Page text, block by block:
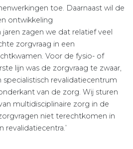
toe. Daarnaast wil de
ontwikkeling
zagen we dat relatief veel
zorgvraag in een
Voor de fysio- of
lijn was de zorgvraag te zwaar,
revalidatiecentrum
van de zorg. Wij sturen
multidisciplinaire zorg in de
niet terechtkomen in
revalidatiecentra.’